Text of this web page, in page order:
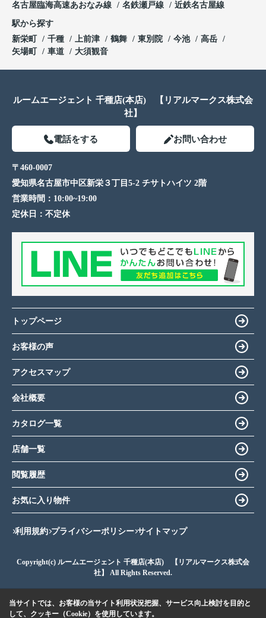
名古屋臨海高速あおなみ線
名鉄瀬戸線 近鉄名古屋線
駅から探す
新栄町
千種 上前津 鶴舞 東別院 今池
高岳
矢場町
車道 大須観音
ルームエージェント 千種店(本店) 【リアルマークス株式会
社】
電話をする お問い合わせ
〒460-0007
愛知県名古屋市中区新栄３丁目5-2 チサトハイツ 2階
営業時間： 10:00~19:00
定休日： 不定休
トップページ
お客様の声
アクセスマップ
会社概要
カタログ一覧
店舗一覧
閲覧履歴
お気に入り物件
利用規約 プライバシーポリシー サイトマップ
Copyright(c) ルームエージェント 千種店(本店) 【リアルマークス株式会
社】 All Rights Reserved.
当サイトでは、お客様の当サイト利用状況把握、サービス向上検討を目的と
して、クッキー（Cookie）を使用しています。